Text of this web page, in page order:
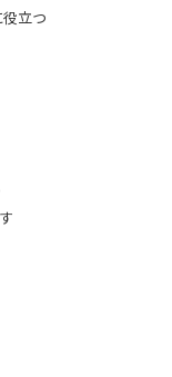
立つ